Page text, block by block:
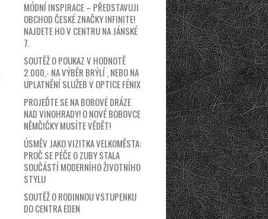
MÓDNÍ INSPIRACE – PŘEDSTAVUJI
OBCHOD ČESKÉ ZNAČKY INFINITE!
NAJDETE HO V CENTRU NA JÁNSKÉ
7.
SOUTĚŽ O POUKAZ V HODNOTĚ
2.000,- NA VÝBĚR BRÝLÍ , NEBO NA
UPLATNĚNÍ SLUŽEB V OPTICE FÉNIX
PROJEĎTE SE NA BOBOVÉ DRÁZE
NAD VINOHRADY! O NOVÉ BOBOVCE
NĚMČIČKY MUSÍTE VĚDĚT!
ÚSMĚV JAKO VIZITKA VELKOMĚSTA:
PROČ SE PÉČE O ZUBY STALA
SOUČÁSTÍ MODERNÍHO ŽIVOTNÍHO
STYLU
SOUTĚŽ O RODINNOU VSTUPENKU
DO CENTRA EDEN